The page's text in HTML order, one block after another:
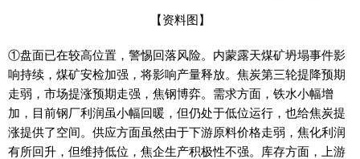
【资料图】
①盘面已在较高位置，警惕回落风险。内蒙露天煤矿坍塌事件影
响持续，煤矿安检加强，将影响产量释放。焦炭第三轮提降预期
走弱，市场提涨预期走强，焦钢博弈。需求方面，铁水小幅增
加，目前钢厂利润虽小幅回暖，但仍处于低位运行，也给焦炭提
涨提供了空间。供应方面虽然由于下游原料价格走弱，焦化利润
有所回升，但维持低位，焦企生产积极性不强。库存方面，上游